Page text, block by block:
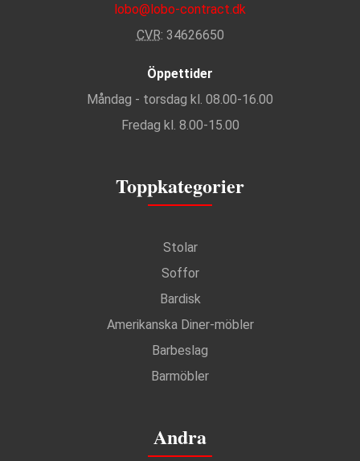
lobo@lobo-contract.dk
CVR: 34626650
Öppettider
Måndag - torsdag kl. 08.00-16.00
Fredag kl. 8.00-15.00
Toppkategorier
Stolar
Soffor
Bardisk
Amerikanska Diner-möbler
Barbeslag
Barmöbler
Andra